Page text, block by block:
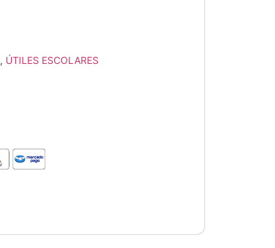
, ÚTILES ESCOLARES